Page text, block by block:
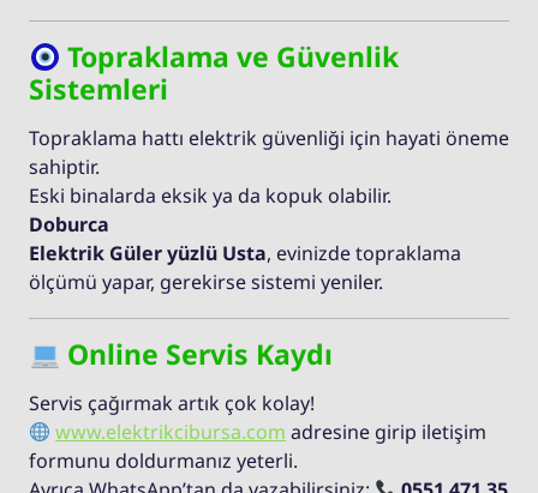
Topraklama ve Güvenlik
Sistemleri
Topraklama hattı elektrik güvenliği için hayati öneme
sahiptir.
Eski binalarda eksik ya da kopuk olabilir.
Doburca
Elektrik Güler yüzlü Usta, evinizde topraklama
ölçümü yapar, gerekirse sistemi yeniler.
Online Servis Kaydı
Servis çağırmak artık çok kolay!
www.elektrikcibursa.com adresine girip iletişim
formunu doldurmanız yeterli.